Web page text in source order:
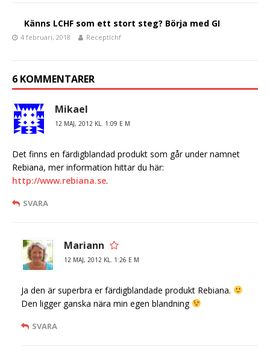
o
k
Känns LCHF som ett stort steg? Börja med GI
4 februari, 2018 Receptlchf
6 KOMMENTARER
Mikael
12 MAJ, 2012 KL. 1:09 E M
Det finns en färdigblandad produkt som går under namnet
Rebiana, mer information hittar du här:
http://www.rebiana.se.
SVARA
Mariann
12 MAJ, 2012 KL. 1:26 E M
Ja den är superbra er färdigblandade produkt Rebiana.
Den ligger ganska nära min egen blandning
SVARA